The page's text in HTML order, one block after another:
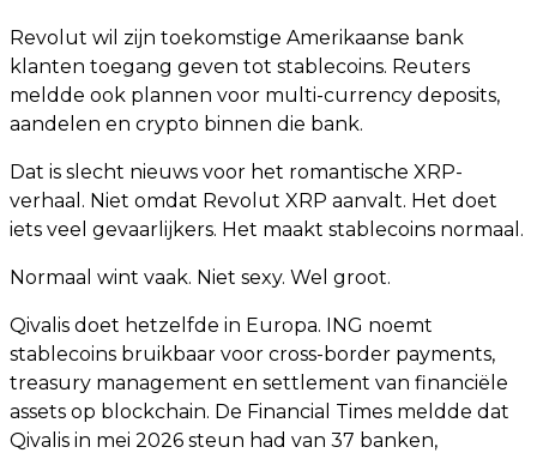
Revolut wil zijn toekomstige Amerikaanse bank
klanten toegang geven tot stablecoins. Reuters
meldde ook plannen voor multi-currency deposits,
aandelen en crypto binnen die bank.
Dat is slecht nieuws voor het romantische XRP-
verhaal. Niet omdat Revolut XRP aanvalt. Het doet
iets veel gevaarlijkers. Het maakt stablecoins normaal.
Normaal wint vaak. Niet sexy. Wel groot.
Qivalis doet hetzelfde in Europa. ING noemt
stablecoins bruikbaar voor cross-border payments,
treasury management en settlement van financiële
assets op blockchain. De Financial Times meldde dat
Qivalis in mei 2026 steun had van 37 banken,